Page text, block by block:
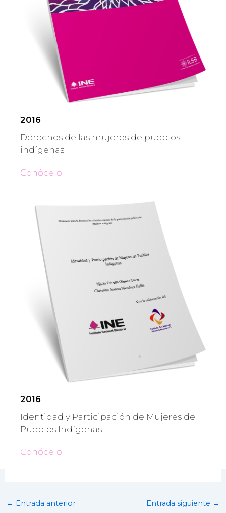
2016
Derechos de las mujeres de pueblos
indígenas
Conócelo
2016
Identidad y Participación de Mujeres de
Pueblos Indígenas
Conócelo
← Entrada anterior Entrada siguiente →